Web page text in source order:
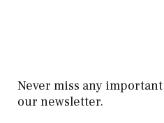
Never miss any
our newsletter.